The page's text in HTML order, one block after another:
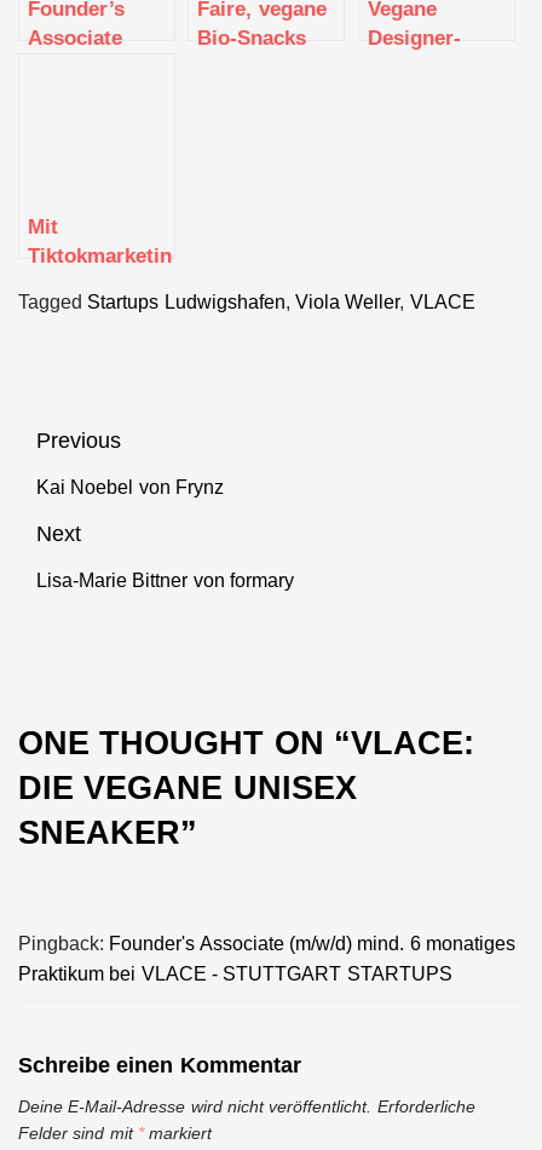
Founder’s
Associate
Faire, vegane
Bio-Snacks
Vegane
Designer-
Mit
Tiktokmarketing
Nyfter bringt
Level
Tagged Startups Ludwigshafen, Viola Weller, VLACE
Beitragsnavigation
Previous
Previous
Kai Noebel von Frynz
Next
Next
Lisa-Marie Bittner von formary
ONE THOUGHT ON “VLACE:
DIE VEGANE UNISEX
SNEAKER”
Pingback: Founder's Associate (m/w/d) mind. 6 monatiges
Praktikum bei VLACE - STUTTGART STARTUPS
Schreibe einen Kommentar
Deine E-Mail-Adresse wird nicht veröffentlicht. Erforderliche
Felder sind mit *markiert